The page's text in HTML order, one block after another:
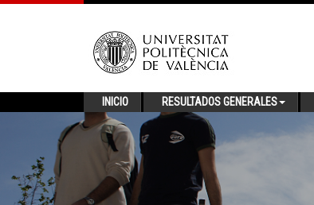
INICIO RESULTADOS GENERALES